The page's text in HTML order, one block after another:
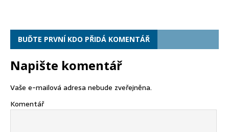
BUĎTE PRVNÍ KDO PŘIDÁ KOMENTÁŘ
Napište komentář
Vaše e-mailová adresa nebude zveřejněna.
Komentář